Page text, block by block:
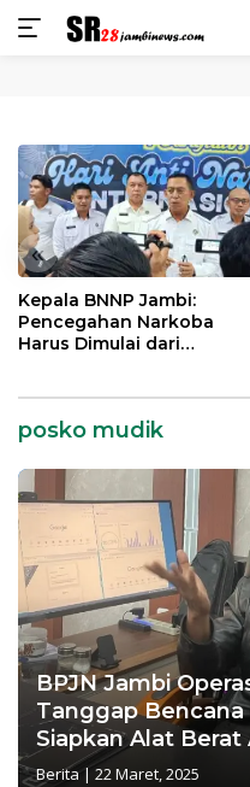
konten
«
Kepala BNNP Jambi:
Pencegahan Narkoba
Harus Dimulai dari
posko mudik
BPJN Jambi
Tanggap Bencana
Siapkan Alat
Berita |22 Maret, 2025